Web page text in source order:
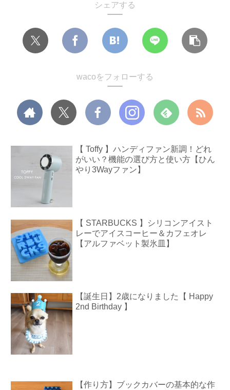
シェアする
wacoをフォローする
【 Toffy 】ハンディファン新調！どれ
がいい？機能の選び方と使い方【ひん
やり3Wayファン】
【 STARBUCKS 】シリコンアイスト
レーでアイスコーヒー＆カフェオレ
【アルファベット製氷皿】
【誕生日】2歳になりました【 Happy
2nd Birthday 】
【作り方】ブックカバーの基本的な作